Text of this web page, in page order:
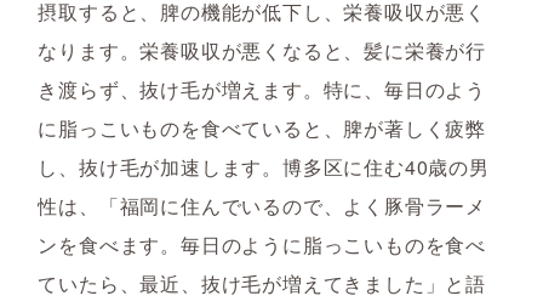
摂取すると、脾の機能が低下し、栄養吸収が悪く
なります。栄養吸収が悪くなると、髪に栄養が行
き渡らず、抜け毛が増えます。特に、毎日のよう
に脂っこいものを食べていると、脾が著しく疲弊
し、抜け毛が加速します。博多区に住む40歳の男
性は、「福岡に住んでいるので、よく豚骨ラーメ
ンを食べます。毎日のように脂っこいものを食べ
ていたら、最近、抜け毛が増えてきました」と語